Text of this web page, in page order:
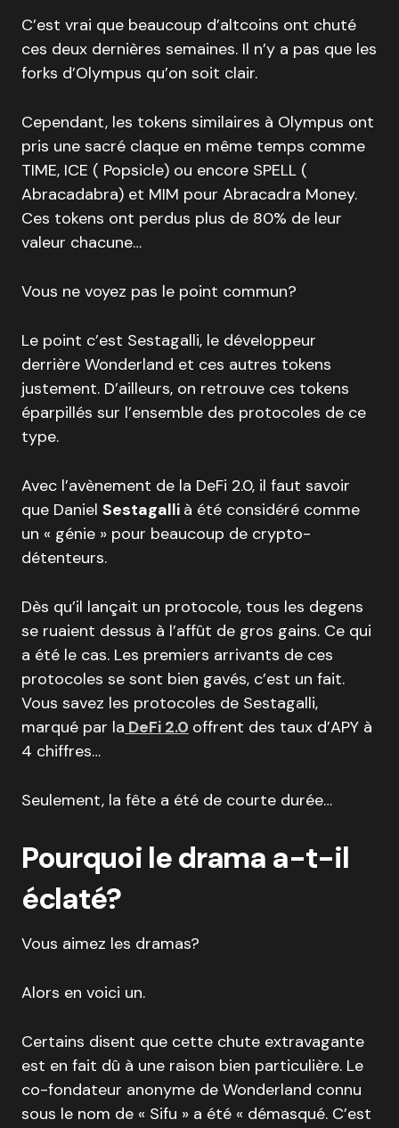
C’est vrai que beaucoup d’altcoins ont chuté
ces deux dernières semaines. Il n’y a pas que les
forks d’Olympus qu’on soit clair.
Cependant, les tokens similaires à Olympus ont
pris une sacré claque en même temps comme
TIME, ICE ( Popsicle) ou encore SPELL (
Abracadabra) et MIM pour Abracadra Money.
Ces tokens ont perdus plus de 80% de leur
valeur chacune…
Vous ne voyez pas le point commun?
Le point c’est Sestagalli, le développeur
derrière Wonderland et ces autres tokens
justement. D’ailleurs, on retrouve ces tokens
éparpillés sur l’ensemble des protocoles de ce
type.
Avec l’avènement de la DeFi 2.0, il faut savoir
que Daniel Sestagalli à été considéré comme
un « génie » pour beaucoup de crypto-
détenteurs.
Dès qu’il lançait un protocole, tous les degens
se ruaient dessus à l’affût de gros gains. Ce qui
a été le cas. Les premiers arrivants de ces
protocoles se sont bien gavés, c’est un fait.
Vous savez les protocoles de Sestagalli,
marqué par la DeFi 2.0 offrent des taux d’APY à
4 chiffres…
Seulement, la fête a été de courte durée…
Pourquoi le drama a-t-il
éclaté?
Vous aimez les dramas?
Alors en voici un.
Certains disent que cette chute extravagante
est en fait dû à une raison bien particulière. Le
co-fondateur anonyme de Wonderland connu
sous le nom de « Sifu » a été « démasqué. C’est